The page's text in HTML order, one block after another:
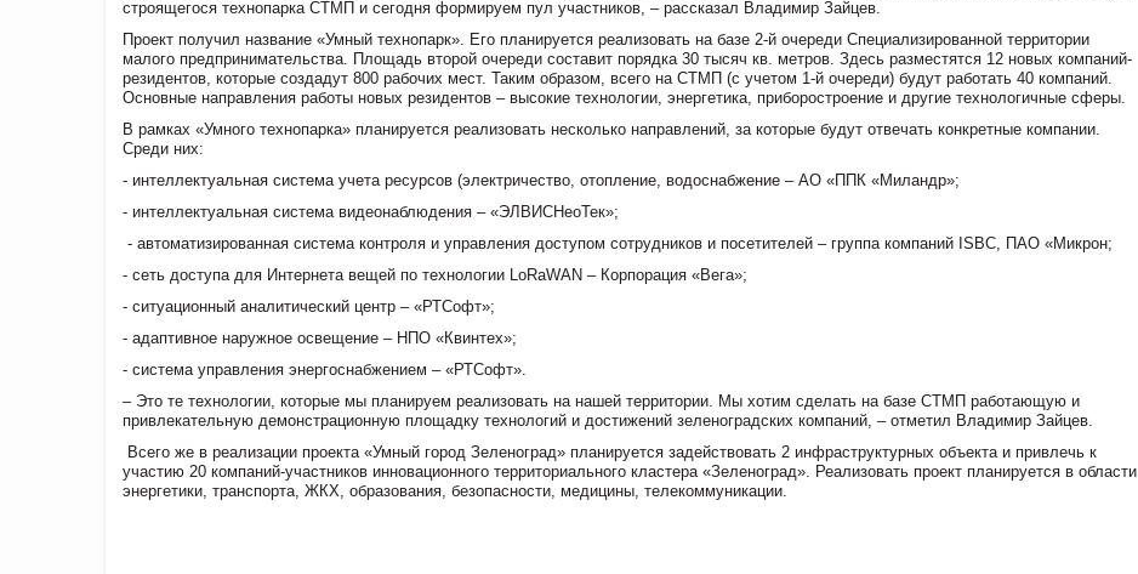
строящегося технопарка СТМП и сегодня формируем пул участников, – рассказал Владимир Зайцев.
Проект получил название «Умный технопарк». Его планируется реализовать на базе 2-й очереди Специализированной территории
малого предпринимательства. Площадь второй очереди составит порядка 30 тысяч кв. метров. Здесь разместятся 12 новых компаний-
резидентов, которые создадут 800 рабочих мест. Таким образом, всего на СТМП (с учетом 1-й очереди) будут работать 40 компаний.
Основные направления работы новых резидентов – высокие технологии, энергетика, приборостроение и другие технологичные сферы.
В рамках «Умного технопарка» планируется реализовать несколько направлений, за которые будут отвечать конкретные компании.
Среди них:
- интеллектуальная система учета ресурсов (электричество, отопление, водоснабжение – АО «ППК «Миландр»;
- интеллектуальная система видеонаблюдения – «ЭЛВИСНеоТек»;
- автоматизированная система контроля и управления доступом сотрудников и посетителей – группа компаний ISBC, ПАО «Микрон;
- сеть доступа для Интернета вещей по технологии LoRaWAN – Корпорация «Вега»;
- ситуационный аналитический центр – «РТСофт»;
- адаптивное наружное освещение – НПО «Квинтех»;
- система управления энергоснабжением – «РТСофт».
– Это те технологии, которые мы планируем реализовать на нашей территории. Мы хотим сделать на базе СТМП работающую и
привлекательную демонстрационную площадку технологий и достижений зеленоградских компаний, – отметил Владимир Зайцев.
Всего же в реализации проекта «Умный город Зеленоград» планируется задействовать 2 инфраструктурных объекта и привлечь к
участию 20 компаний-участников инновационного территориального кластера «Зеленоград». Реализовать проект планируется в области
энергетики, транспорта, ЖКХ, образования, безопасности, медицины, телекоммуникации.